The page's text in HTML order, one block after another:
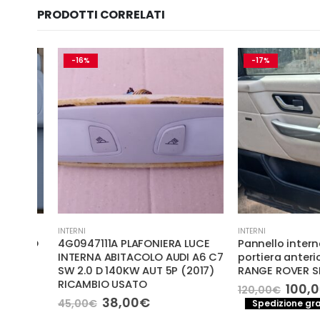
PRODOTTI CORRELATI
INTERNI
4G0947111A PLAFONIERA LUCE
INTERNA ABITACOLO AUDI A6 C7
SW 2.0 D 140KW AUT 5P (2017)
RICAMBIO USATO
45,00€ Il
prezzo
38,00€Il
INTERNI
Pannello interno
portiera anteriore
RANGE ROVER
120,00€ Il
prezzo
100,00€
Spedizione